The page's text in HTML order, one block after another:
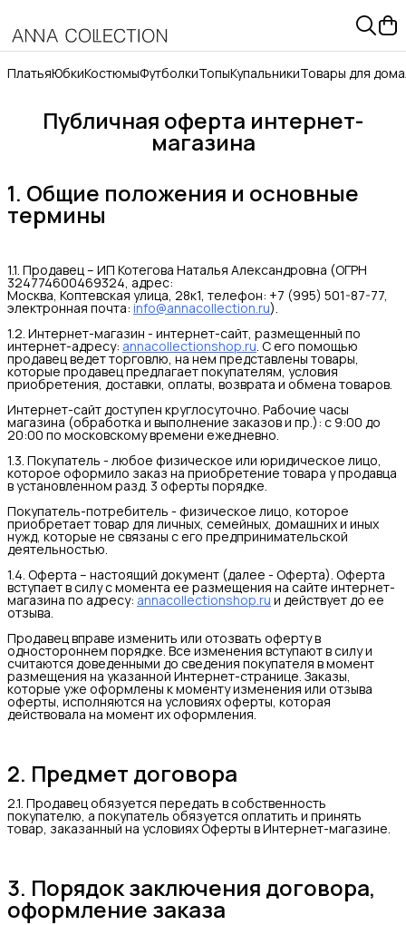
ПлатьяЮбкиКостюмыФутболкиТопыКупальникиТовары для дома
Публичная оферта интернет-
магазина
1. Общие положения и основные
термины
1.1. Продавец – ИП Котегова Наталья Александровна (ОГРН
324774600469324, адрес:
Москва, Коптевская улица, 28к1, телефон: +7 (995) 501-87-77,
электронная почта: info@annacollection.ru).
1.2. Интернет-магазин - интернет-сайт, размещенный по
интернет-адресу: annacollectionshop.ru. С его помощью
продавец ведет торговлю, на нем представлены товары,
которые продавец предлагает покупателям, условия
приобретения, доставки, оплаты, возврата и обмена товаров.
Интернет-сайт доступен круглосуточно. Рабочие часы
магазина (обработка и выполнение заказов и пр.): с 9:00 до
20:00 по московскому времени ежедневно.
1.3. Покупатель - любое физическое или юридическое лицо,
которое оформило заказ на приобретение товара у продавца
в установленном разд. 3 оферты порядке.
Покупатель-потребитель - физическое лицо, которое
приобретает товар для личных, семейных, домашних и иных
нужд, которые не связаны с его предпринимательской
деятельностью.
1.4. Оферта – настоящий документ (далее - Оферта). Оферта
вступает в силу с момента ее размещения на сайте интернет-
магазина по адресу: annacollectionshop.ru и действует до ее
отзыва.
Продавец вправе изменить или отозвать оферту в
одностороннем порядке. Все изменения вступают в силу и
считаются доведенными до сведения покупателя в момент
размещения на указанной Интернет-странице. Заказы,
которые уже оформлены к моменту изменения или отзыва
оферты, исполняются на условиях оферты, которая
действовала на момент их оформления.
2. Предмет договора
2.1. Продавец обязуется передать в собственность
покупателю, а покупатель обязуется оплатить и принять
товар, заказанный на условиях Оферты в Интернет-магазине.
3. Порядок заключения договора,
оформление заказа